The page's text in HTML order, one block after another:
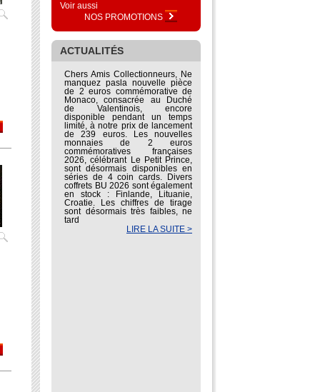
Voir aussi
NOS PROMOTIONS
ACTUALITÉS
Chers Amis Collectionneurs, Ne
manquez pasla nouvelle pièce
de 2 euros commémorative de
Monaco, consacrée au Duché
de Valentinois, encore
disponible pendant un temps
limité, à notre prix de lancement
de 239 euros. Les nouvelles
monnaies de 2 euros
commémoratives françaises
2026, célébrant Le Petit Prince,
sont désormais disponibles en
séries de 4 coin cards. Divers
coffrets BU 2026 sont également
en stock : Finlande, Lituanie,
Croatie. Les chiffres de tirage
sont désormais très faibles, ne
tard
LIRE LA SUITE >